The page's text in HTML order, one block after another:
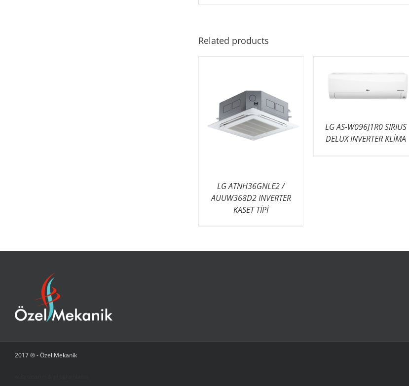
Related products
LG ATNH36GNLE2 /
AUUW368D2 INVERTER
KASET TİPİ
LG AS-W096J1R0 SIRIUS
DELUX INVERTER KLİMA
2017 ® - Özel Mekanik